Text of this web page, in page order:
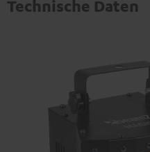
Technische Daten